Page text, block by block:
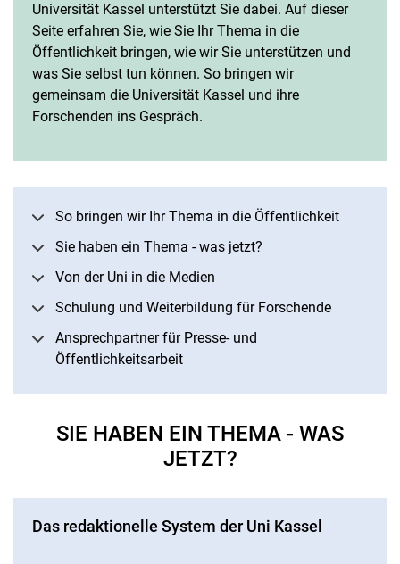
Universität Kassel unterstützt Sie dabei. Auf dieser
Seite erfahren Sie, wie Sie Ihr Thema in die
Öffentlichkeit bringen, wie wir Sie unterstützen und
was Sie selbst tun können. So bringen wir
gemeinsam die Universität Kassel und ihre
Forschenden ins Gespräch.
So bringen wir Ihr Thema in die Öffentlichkeit
Sie haben ein Thema - was jetzt?
Von der Uni in die Medien
Schulung und Weiterbildung für Forschende
Ansprechpartner für Presse- und
Öffentlichkeitsarbeit
SIE HABEN EIN THEMA - WAS
JETZT?
Das redaktionelle System der Uni Kassel